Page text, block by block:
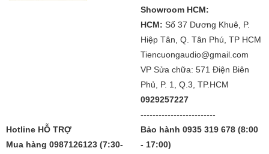
Showroom HCM:
HCM: Số 37 Dương Khuê, P.
Hiệp Tân, Q. Tân Phú, TP HCM
Tiencuongaudio@gmail.com
VP Sửa chữa: 571 Điện Biên
Phủ, P. 1, Q.3, TP.HCM
0929257227
-------------------------
Hotline HỖ TRỢ
Mua hàng 0987126123 (7:30-
Bảo hành 0935 319 678 (8:00
- 17:00)